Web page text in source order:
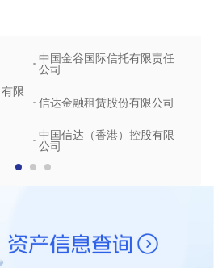
限
中国金谷国际信托有限责任
公司
信达金融租赁股份有限公司
中国信达（香港）控股有限
公司